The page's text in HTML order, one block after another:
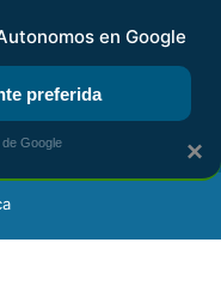
DIGITAL RENTA
×
en Google
preferida
Google